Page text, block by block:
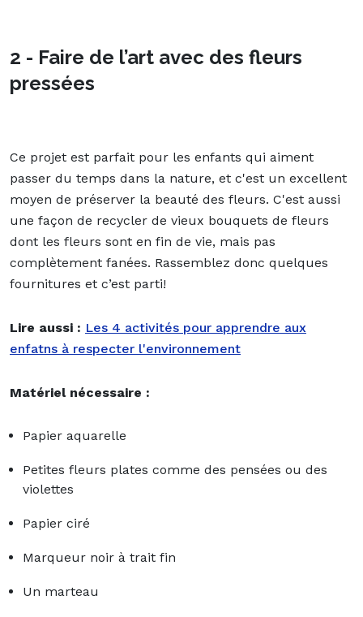
2 - Faire de l’art avec des fleurs
pressées
Ce projet est parfait pour les enfants qui aiment
passer du temps dans la nature, et c'est un excellent
moyen de préserver la beauté des fleurs. C'est aussi
une façon de recycler de vieux bouquets de fleurs
dont les fleurs sont en fin de vie, mais pas
complètement fanées. Rassemblez donc quelques
fournitures et c’est parti!
Lire aussi : Les 4 activités pour apprendre aux
enfatns à respecter l'environnement
Matériel nécessaire :
Papier aquarelle
Petites fleurs plates comme des pensées ou des
violettes
Papier ciré
Marqueur noir à trait fin
Un marteau